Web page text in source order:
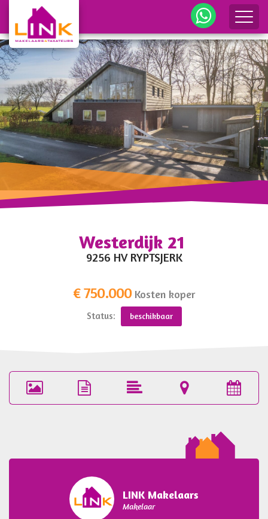
Westerdijk 21
9256 HV RYPTSJERK
€ 750.000 Kosten koper
Status: beschikbaar
Foto's
(71)
BrochureOmschrijving
Locatie
LINK Makelaars
Makelaar